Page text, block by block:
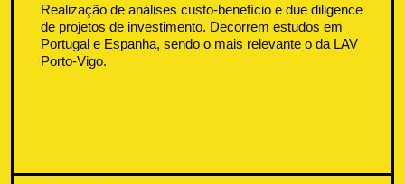
Realização de análises custo-benefício e due diligence
de projetos de investimento. Decorrem estudos em
Portugal e Espanha, sendo o mais relevante o da LAV
Porto-Vigo.